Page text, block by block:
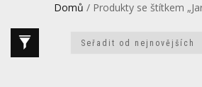
Domů / Produkty se štítkem